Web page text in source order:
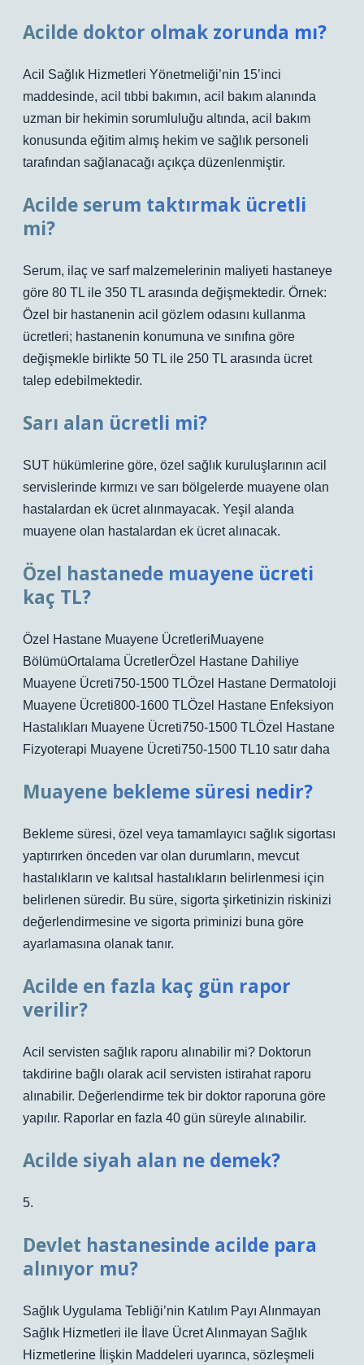
Acilde doktor olmak zorunda mı?
Acil Sağlık Hizmetleri Yönetmeliği’nin 15’inci
maddesinde, acil tıbbi bakımın, acil bakım alanında
uzman bir hekimin sorumluluğu altında, acil bakım
konusunda eğitim almış hekim ve sağlık personeli
tarafından sağlanacağı açıkça düzenlenmiştir.
Acilde serum taktırmak ücretli
mi?
Serum, ilaç ve sarf malzemelerinin maliyeti hastaneye
göre 80 TL ile 350 TL arasında değişmektedir. Örnek:
Özel bir hastanenin acil gözlem odasını kullanma
ücretleri; hastanenin konumuna ve sınıfına göre
değişmekle birlikte 50 TL ile 250 TL arasında ücret
talep edebilmektedir.
Sarı alan ücretli mi?
SUT hükümlerine göre, özel sağlık kuruluşlarının acil
servislerinde kırmızı ve sarı bölgelerde muayene olan
hastalardan ek ücret alınmayacak. Yeşil alanda
muayene olan hastalardan ek ücret alınacak.
Özel hastanede muayene ücreti
kaç TL?
Özel Hastane Muayene ÜcretleriMuayene
BölümüOrtalama ÜcretlerÖzel Hastane Dahiliye
Muayene Ücreti750-1500 TLÖzel Hastane Dermatoloji
Muayene Ücreti800-1600 TLÖzel Hastane Enfeksiyon
Hastalıkları Muayene Ücreti750-1500 TLÖzel Hastane
Fizyoterapi Muayene Ücreti750-1500 TL10 satır daha
Muayene bekleme süresi nedir?
Bekleme süresi, özel veya tamamlayıcı sağlık sigortası
yaptırırken önceden var olan durumların, mevcut
hastalıkların ve kalıtsal hastalıkların belirlenmesi için
belirlenen süredir. Bu süre, sigorta şirketinizin riskinizi
değerlendirmesine ve sigorta priminizi buna göre
ayarlamasına olanak tanır.
Acilde en fazla kaç gün rapor
verilir?
Acil servisten sağlık raporu alınabilir mi? Doktorun
takdirine bağlı olarak acil servisten istirahat raporu
alınabilir. Değerlendirme tek bir doktor raporuna göre
yapılır. Raporlar en fazla 40 gün süreyle alınabilir.
Acilde siyah alan ne demek?
5.
Devlet hastanesinde acilde para
alınıyor mu?
Sağlık Uygulama Tebliği’nin Katılım Payı Alınmayan
Sağlık Hizmetleri ile İlave Ücret Alınmayan Sağlık
Hizmetlerine İlişkin Maddeleri uyarınca, sözleşmeli